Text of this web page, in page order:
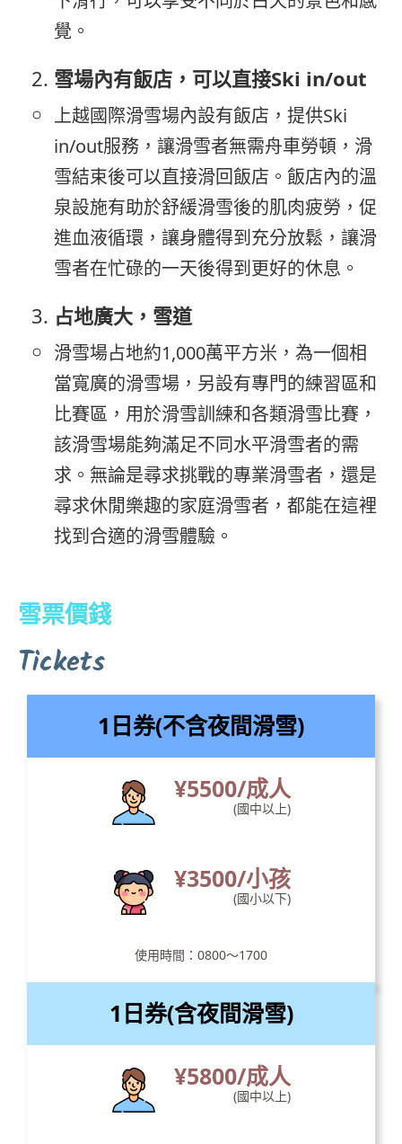
覺。
雪場內有飯店，可以直接Ski in/out
上越國際滑雪場內設有飯店，提供Ski
in/out服務，讓滑雪者無需舟車勞頓，滑
雪結束後可以直接滑回飯店。飯店內的溫
泉設施有助於舒緩滑雪後的肌肉疲勞，促
進血液循環，讓身體得到充分放鬆，讓滑
雪者在忙碌的一天後得到更好的休息。
占地廣大，雪道
滑雪場占地約1,000萬平方米，為一個相
當寬廣的滑雪場，另設有專門的練習區和
比賽區，用於滑雪訓練和各類滑雪比賽，
該滑雪場能夠滿足不同水平滑雪者的需
求。無論是尋求挑戰的專業滑雪者，還是
尋求休閒樂趣的家庭滑雪者，都能在這裡
找到合適的滑雪體驗。
雪票價錢
Tickets
1日券(不含夜間滑雪)
¥5500/成人
(國中以上)
¥3500/小孩
(國小以下)
使用時間：0800～1700
1日券(含夜間滑雪)
¥5800/成人
(國中以上)